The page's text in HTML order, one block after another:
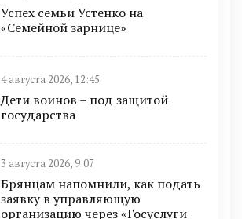
Успех семьи Устенко на
«Семейной зарнице»
4 августа 2026, 12:45
Дети воинов – под защитой
государства
3 августа 2026, 9:07
Брянцам напомнили, как подать
заявку в управляющую
организацию через «Госуслуги